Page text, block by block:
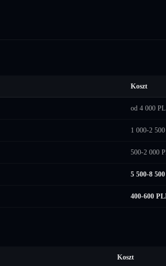
Koszt
od 4 000
1 000-2
500-2 000
5 500-8
400-600
Koszt